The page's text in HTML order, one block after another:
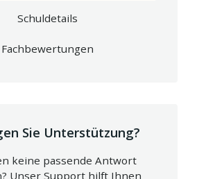
Schuldetails
Fachbewertungen
Sie Unterstützung?
keine passende Antwort
Unser Support hilft Ihnen